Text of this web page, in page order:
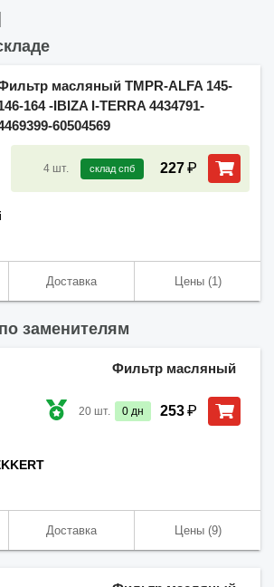
масляный TMPR-ALFA 145-
164 -IBIZA I-TERRA 4434791-
60504569
4 шт. склад спб 227₽
Доставка Цены(1)
заменителям
Фильтр масляный
20 шт. 0 дн 253₽
Доставка Цены(9)